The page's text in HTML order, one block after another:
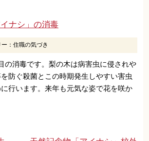
ナシ」の消毒
ー：住職の気づき
の消毒です。梨の木は病害虫に侵されや
防ぐ殺菌とこの時期発生しやすい害虫
行います。来年も元気な姿で花を咲か